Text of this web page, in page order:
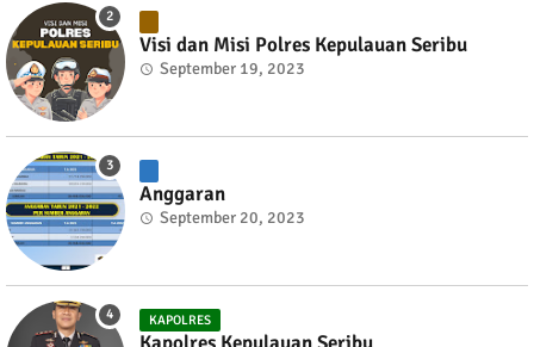
Visi dan Misi Polres Kepulauan Seribu
September 19, 2023
Anggaran
September 20, 2023
KAPOLRES